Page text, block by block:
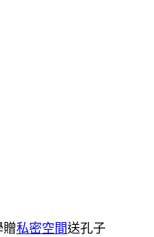
贈私密空間送孔子